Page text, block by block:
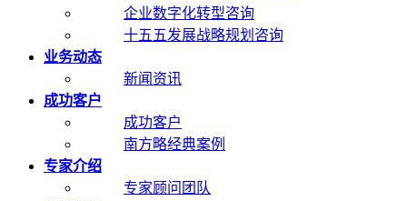
企业数字化转型咨询
十五五发展战略规划咨询
业务动态
新闻资讯
成功客户
成功客户
南方略经典案例
专家介绍
专家顾问团队